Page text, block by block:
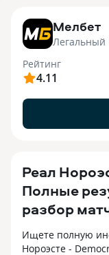
Мелбет
Легальный
Рейтинг
4.11
Реал
Полные
разбор
Ищете полную
Нороэсте -